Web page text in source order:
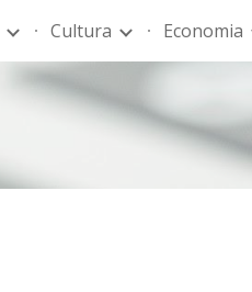
Cultura Economia